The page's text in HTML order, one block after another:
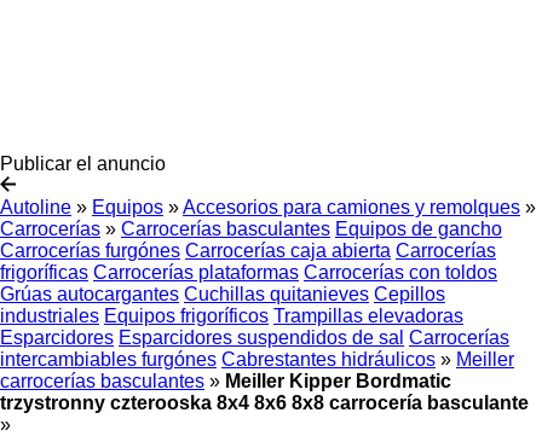
Publicar el anuncio
Autoline » Equipos »Accesorios para camiones y remolques »
Carrocerías » Carrocerías basculantes Equipos de gancho
Carrocerías furgónes Carrocerías caja abierta Carrocerías
frigoríficas Carrocerías plataformas Carrocerías con toldos
Grúas autocargantes Cuchillas quitanieves Cepillos
industriales Equipos frigoríficos Trampillas elevadoras
Esparcidores Esparcidores suspendidos de sal Carrocerías
intercambiables furgónes Cabrestantes hidráulicos » Meiller
carrocerías basculantes » Meiller Kipper Bordmatic
trzystronny czterooska 8x4 8x6 8x8 carrocería basculante
»